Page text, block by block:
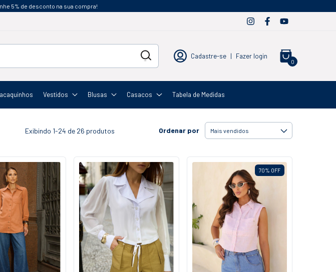
5% de desconto na sua compra!
Cadastre-se | Fazer login
0
Vestidos Blusas Casacos Tabela de Medidas
Exibindo 1-24 de 26 produtos Ordenar por
70% OFF